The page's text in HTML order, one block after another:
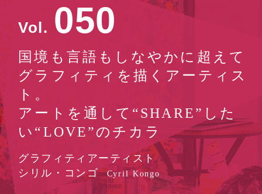
Vol. 050
国境も言語もしなやかに超えて
グラフィティを描くアーティス
ト。
アートを通して“SHARE”した
い“LOVE”のチカラ
グラフィティアーティスト
シリル・コンゴ
Cyril Kongo